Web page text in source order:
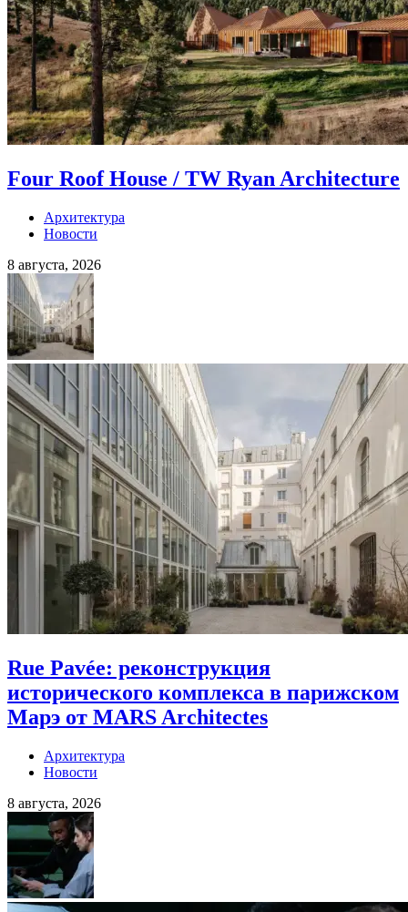
Four Roof House / TW Ryan Architecture
Архитектура
Новости
8 августа, 2026
Rue Pavée: реконструкция
исторического комплекса в парижском
Марэ от MARS Architectes
Архитектура
Новости
8 августа, 2026